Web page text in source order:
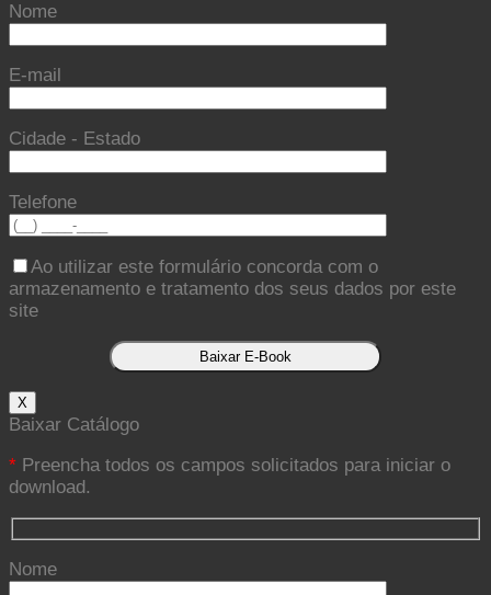
Nome
E-mail
Cidade - Estado
Telefone
Ao utilizar este formulário concorda com o
armazenamento e tratamento dos seus dados por este
site
X
Baixar Catálogo
* Preencha todos os campos solicitados para iniciar o
download.
Nome